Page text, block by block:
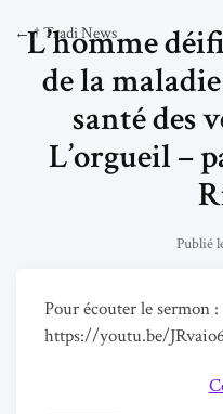
← † Tradi News
L’homme
de la
santé des
L’orgueil –
Publié
Pour écouter le sermon :
https://youtu.be/